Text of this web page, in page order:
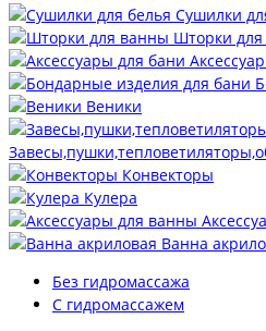
Сушилки
Шторки
Веники
Конвекторы
Кулера
Ванна
Без гидромассажа
С гидромассажем